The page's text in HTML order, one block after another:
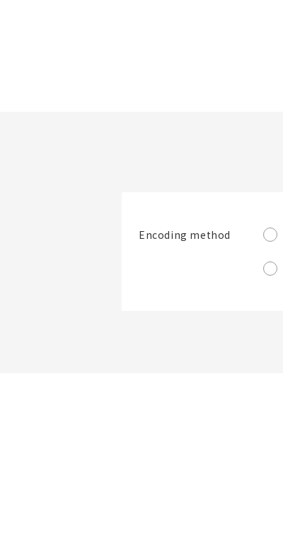
Encoding method